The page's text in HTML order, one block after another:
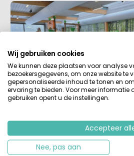
Camping Norgerberg, Norg
Ook hier voor de waterratjes meer
zwembad krijgt in 2026 een
andere een nieuwe grote glijbaan
Wij gebruiken cookies
We kunnen deze plaatsen voor analyse
bezoekersgegevens, om onze website te
gepersonaliseerde inhoud te tonen en
ervaring te bieden. Voor meer informatie
gebruiken opent u de instellingen.
Accepteer
Nee, pas aan